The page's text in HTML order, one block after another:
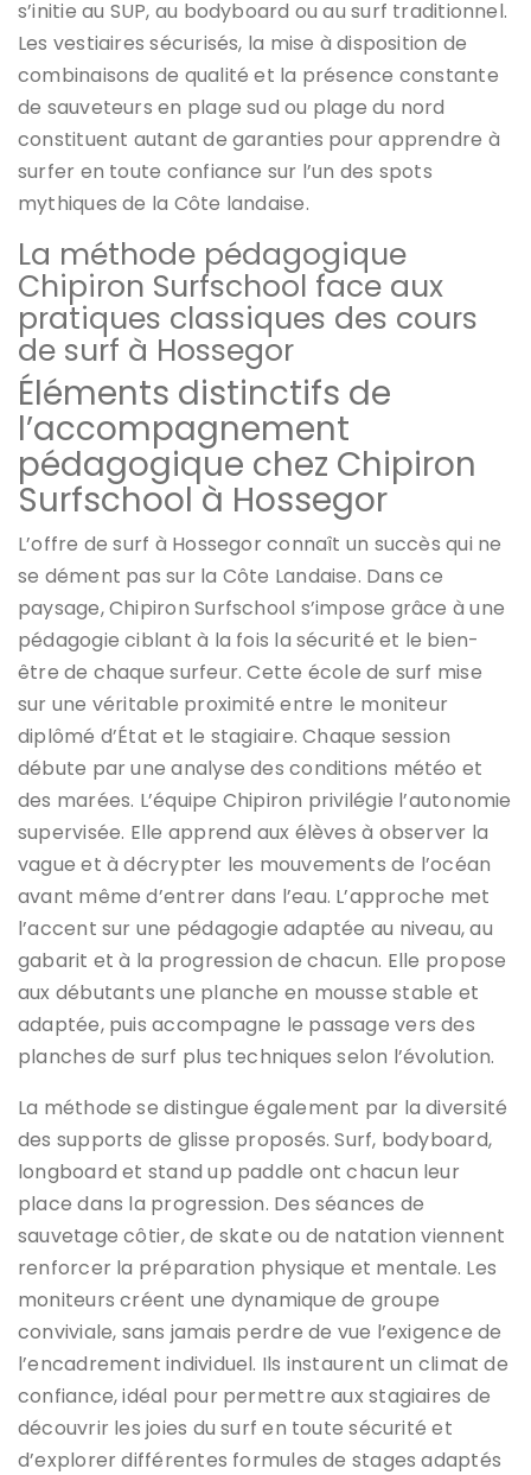
s’initie au SUP, au bodyboard ou au surf traditionnel.
Les vestiaires sécurisés, la mise à disposition de
combinaisons de qualité et la présence constante
de sauveteurs en plage sud ou plage du nord
constituent autant de garanties pour apprendre à
surfer en toute confiance sur l’un des spots
mythiques de la Côte landaise.
La méthode pédagogique
Chipiron Surfschool face aux
pratiques classiques des cours
de surf à Hossegor
Éléments distinctifs de
l’accompagnement
pédagogique chez Chipiron
Surfschool à Hossegor
L’offre de surf à Hossegor connaît un succès qui ne
se dément pas sur la Côte Landaise. Dans ce
paysage, Chipiron Surfschool s’impose grâce à une
pédagogie ciblant à la fois la sécurité et le bien-
être de chaque surfeur. Cette école de surf mise
sur une véritable proximité entre le moniteur
diplômé d’État et le stagiaire. Chaque session
débute par une analyse des conditions météo et
des marées. L’équipe Chipiron privilégie l’autonomie
supervisée. Elle apprend aux élèves à observer la
vague et à décrypter les mouvements de l’océan
avant même d’entrer dans l’eau. L’approche met
l’accent sur une pédagogie adaptée au niveau, au
gabarit et à la progression de chacun. Elle propose
aux débutants une planche en mousse stable et
adaptée, puis accompagne le passage vers des
planches de surf plus techniques selon l’évolution.
La méthode se distingue également par la diversité
des supports de glisse proposés. Surf, bodyboard,
longboard et stand up paddle ont chacun leur
place dans la progression. Des séances de
sauvetage côtier, de skate ou de natation viennent
renforcer la préparation physique et mentale. Les
moniteurs créent une dynamique de groupe
conviviale, sans jamais perdre de vue l’exigence de
l’encadrement individuel. Ils instaurent un climat de
confiance, idéal pour permettre aux stagiaires de
découvrir les joies du surf en toute sécurité et
d’explorer différentes formules de stages adaptés